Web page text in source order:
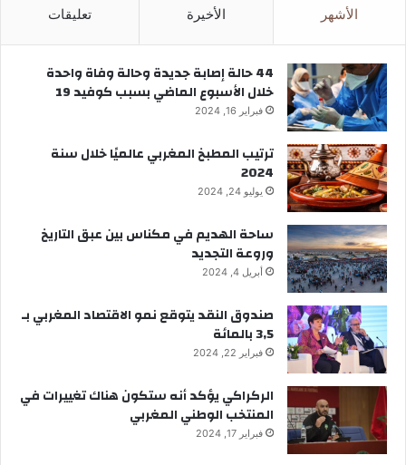
الأشهر الأخيرة تعليقات
44 حالة إصابة جديدة وحالة وفاة واحدة
خلال الأسبوع الماضي بسبب كوفيد 19
فبراير 16, 2024
ترتيب المطبخ المغربي عالميًا خلال سنة
2024
يوليو 24, 2024
ساحة الهديم في مكناس بين عبق التاريخ
وروعة التجديد
أبريل 4, 2024
صندوق النقد يتوقع نمو الاقتصاد المغربي بـ
3,5 بالمائة
فبراير 22, 2024
الركراكي يؤكد أنه ستكون هناك تغييرات في
المنتخب الوطني المغربي
فبراير 17, 2024